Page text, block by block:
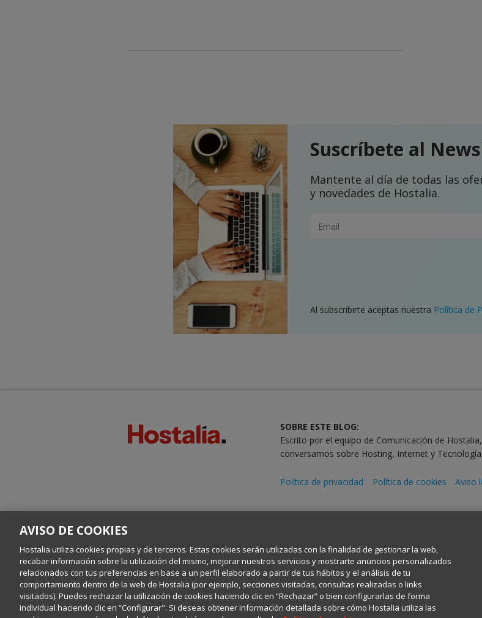
Suscríbete al
Mantente al día de todas las
y novedades de Hostalia.
Al subscribirte aceptas nuestra Política de
SOBRE ESTE BLOG:
Escrito por el equipo de Comunicación de
conversamos sobre Hosting, Internet y Tecnología.
Política de privacidad Política de cookies Aviso
Todos los Derechos Reservados
AVISO DE COOKIES
Hostalia utiliza cookies propias y de terceros. Estas cookies serán utilizadas con la finalidad de gestionar la web,
recabar información sobre la utilización del mismo, mejorar nuestros servicios y mostrarte anuncios personalizados
relacionados con tus preferencias en base a un perfil elaborado a partir de tus hábitos y el análisis de tu
comportamiento dentro de la web de Hostalia (por ejemplo, secciones visitadas, consultas realizadas o links
visitados). Puedes rechazar la utilización de cookies haciendo clic en “Rechazar” o bien configurarlas de forma
individual haciendo clic en “Configurar". Si deseas obtener información detallada sobre cómo Hostalia utiliza las